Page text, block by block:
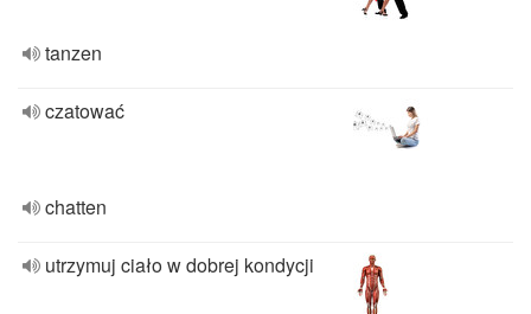
tanzen
czatować
chatten
utrzymuj ciało w dobrej kondycji